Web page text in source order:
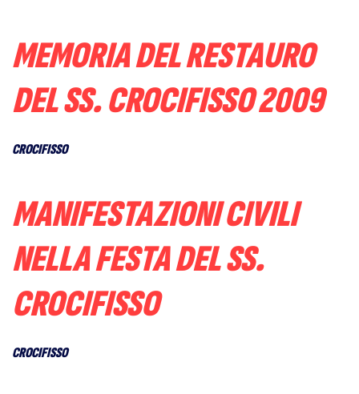
MEMORIA DEL RESTAURO
DEL SS. CROCIFISSO 2009
CROCIFISSO
MANIFESTAZIONI CIVILI
NELLA FESTA DEL SS.
CROCIFISSO
CROCIFISSO